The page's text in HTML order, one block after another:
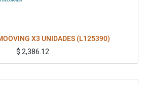
X3 UNIDADES (L125390)
$ 2,386.12